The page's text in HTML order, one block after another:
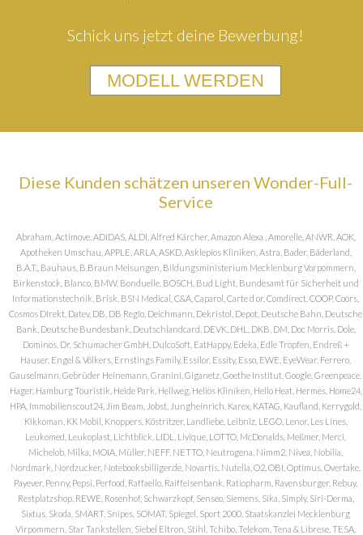
Schick uns jetzt deine Bewerbung!
MODELL WERDEN
Diese Kunden schätzen unseren Wonder-Full-
Service
Abraham, Actimove, ADIDAS, ALDI, Alfred Kärcher, Amazon Alexa , Amorelie, ANWR, AOK,
Apotheken Umschau, APPLE, ARLA, ASKD, Asklepios Kliniken, Astra, Bader, Bäderland,
B.A.T., Bauhaus, B.Braun Melsungen, Bildungsministerium Mecklenburg Vorpommern,
Birkenstock, Blanco, BMW, Bonduelle, BOSCH, Bud Light, Bundesamt für Sicherheit und
Informationstechnik, Brisk, BSN Medical, C&A, Caparol, Carte d or, Comdirect, COOP, Coors,
Cosmos DIrekt, Datev, DB, DB Regio, Deichmann, Dekristol, Depot, Deutsche Bahn, Deutsche
Bank, Deutsche Bundesbank, Deutschlandcard, DEVK, DHL, DKB, DM, Doc Morris, Dole,
Dominos, Dr. Schumacher GmbH, DulcoSoft, EatHappy, Edeka, Edle Tropfen, Endreß +
Hauser, Engel & Völkers, Ernstings Family, Essilor, Essity, Esso, EWE, EyeWear, Ferrero,
Gauselmann, Gebrüder Heinemann, Granini, Giganetz, Goethe Institut, Google, Greenpeace,
Hager, Hamburg Touristik, Heide Park, Hellweg, Helios Kliniken, Hello Heat, Hermes, Home24,
HPA, Immobilienscout24, Jim Beam, Jobst, Jungheinrich, Karex, KATAG, Kaufland, Kerrygold,
Kikkoman, KK Mobil, Knoppers, Köstritzer, Landliebe, Leibniz, LEGO, Lenor, Les Lines,
Leukomed, Leukoplast, Lichtblick, LIDL, Livique, LOTTO, McDonalds, Meßmer, Merci,
Michelob, Milka, MOIA, Müller, NEFF, NETTO, Neutrogena, Nimm2, Nivea, Nobilia,
Nordmark, Nordzucker, Notebooksbilliger.de, Novartis, Nutella, O2, OBI, Optimus, Overtake,
Payever, Penny, Pepsi, Perfood, Raffaello, Raiffeisenbank, Ratiopharm, Ravensburger, Rebuy,
Restplatzshop, REWE, Rosenhof, Schwarzkopf, Senseo, Siemens, Sika, Simply, Siri-Derma,
Sixtus, Skoda, SMART, Snipes, SOMAT, Spiegel, Sport 2000, Staatskanzlei Mecklenburg
Virpommern, Star Tankstellen, Siebel Eltron, Stihl, Tchibo, Telekom, Tena & Librese, TESA,